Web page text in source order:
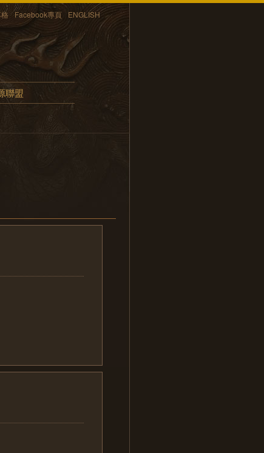
Facebook專頁 ENGLISH
聯盟